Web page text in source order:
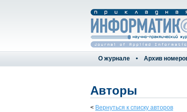
О журнале Архив
Авторы
< Вернуться к списку авторов